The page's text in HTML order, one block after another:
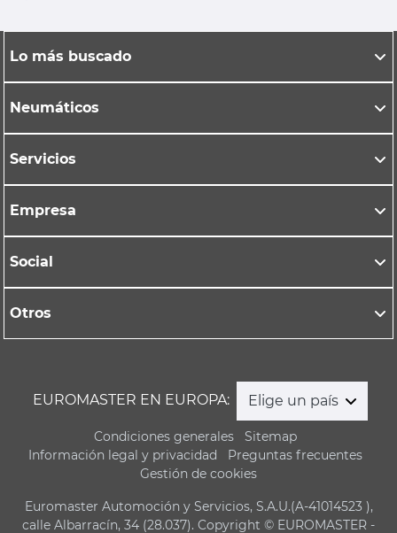
Lo más buscado
Neumáticos
Servicios
Empresa
Social
Otros
EUROMASTER EN EUROPA: Elige un país
Condiciones generales
Sitemap
Información legal y privacidad
Preguntas frecuentes
Gestión de cookies
Euromaster Automoción y Servicios, S.A.U.(A-41014523 ),
calle Albarracín, 34 (28.037). Copyright © EUROMASTER -